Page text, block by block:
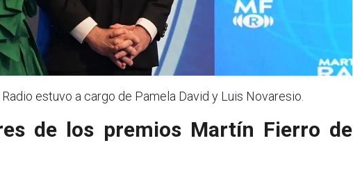
estuvo a cargo de Pamela David y Luis Novaresio.
de los premios Martín Fierro de